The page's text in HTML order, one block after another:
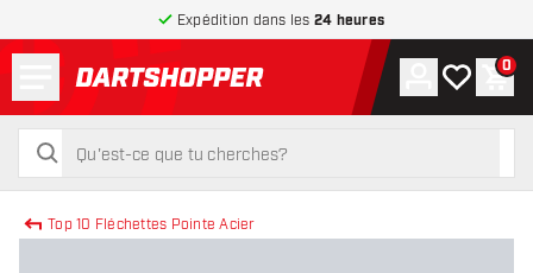
Expédition dans les 24 heures
retour à la page d’accueil
rechercher
rechercher
Compte
Ma liste0
Top 10 Fléchettes Pointe Acier